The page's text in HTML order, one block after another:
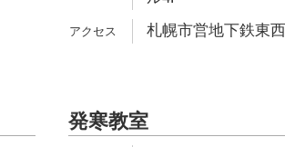
札幌市営地下鉄東
発寒教室